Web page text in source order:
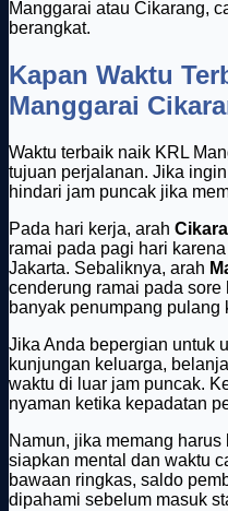
Manggarai atau Cikarang,
berangkat.
Kapan Waktu
Manggarai
Waktu terbaik naik KRL
tujuan perjalanan. Jika
hindari jam puncak jika
Pada hari kerja, arah
ramai pada pagi hari
Jakarta. Sebaliknya, arah
cenderung ramai pada
banyak penumpang pulang
Jika Anda bepergian untuk
kunjungan keluarga,
waktu di luar jam puncak.
nyaman ketika kepadatan
Namun, jika memang
siapkan mental dan waktu
bawaan ringkas, saldo
dipahami sebelum masuk